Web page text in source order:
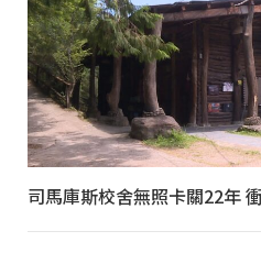
司馬庫斯校舍無照卡關22年